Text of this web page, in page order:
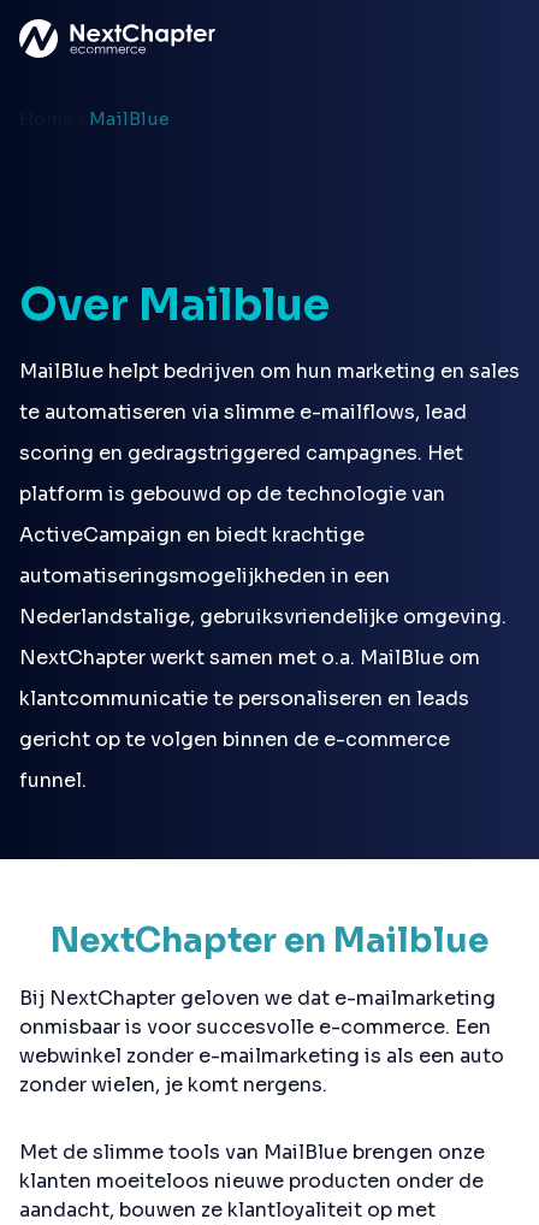
MailBlue
Over Mailblue
MailBlue helpt bedrijven om hun marketing en sales
te automatiseren via slimme e-mailflows, lead
scoring en gedragstriggered campagnes. Het
platform is gebouwd op de technologie van
ActiveCampaign en biedt krachtige
automatiseringsmogelijkheden in een
Nederlandstalige, gebruiksvriendelijke omgeving.
NextChapter werkt samen met o.a. MailBlue om
klantcommunicatie te personaliseren en leads
gericht op te volgen binnen de e-commerce
funnel.
NextChapter en Mailblue
Bij NextChapter geloven we dat e-mailmarketing
onmisbaar is voor succesvolle e-commerce. Een
webwinkel zonder e-mailmarketing is als een auto
zonder wielen, je komt nergens.
Met de slimme tools van MailBlue brengen onze
klanten moeiteloos nieuwe producten onder de
aandacht, bouwen ze klantloyaliteit op met